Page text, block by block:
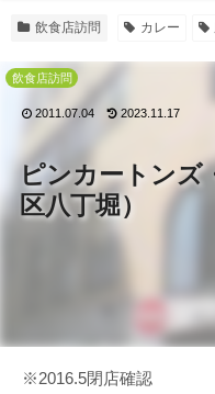
飲食店訪問 カレー
ピンカートンズ
区八丁堀）
飲食店訪問
2011.07.04 2023.11.17
※2016.5閉店確認